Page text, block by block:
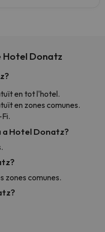
Hotel Donatz
en tot l'hotel.
en zones comunes.
a Hotel Donatz?
zones comunes.